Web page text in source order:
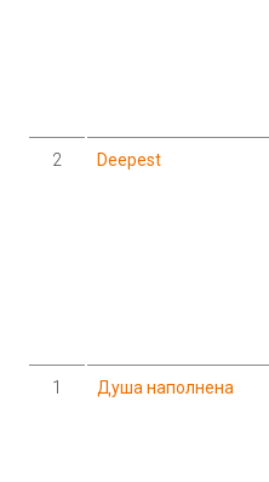
2 Deepest
1 Душа наполнена